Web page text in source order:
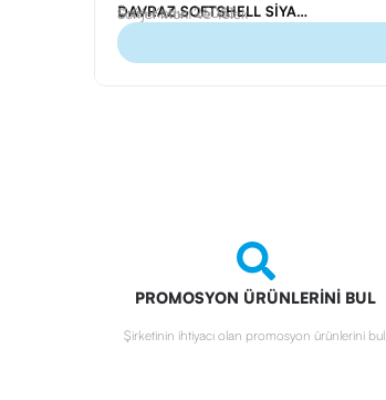
DAVRAZ SOFTSHELL SİYAH S MONT
Ürün Kodu: 26033
Softjel Mont ve Yelek
PROMOSYON ÜRÜNLERİNİ BUL
Şirketinin ihtiyacı olan promosyon ürünlerini bul.